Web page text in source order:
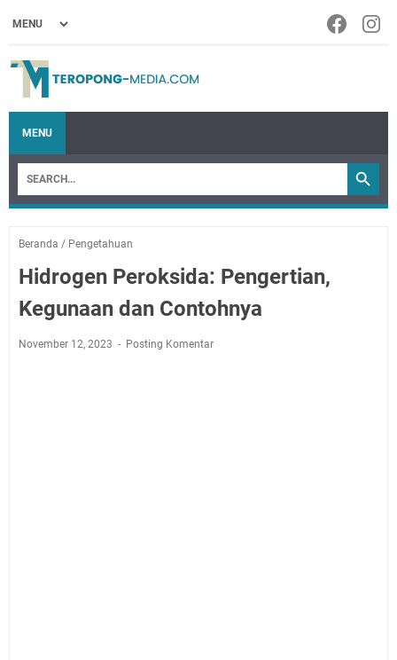
MENU
Beranda / Pengetahuan
Hidrogen Peroksida: Pengertian,
Kegunaan dan Contohnya
November 12, 2023 Posting Komentar